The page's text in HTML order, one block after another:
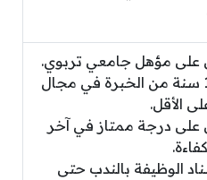
على مؤهل جامعي تربوي.
وجود 14 سنة من الخبرة في مجال
الأقل.
درجة ممتاز في آخر
الوظيفة بالندب حتى